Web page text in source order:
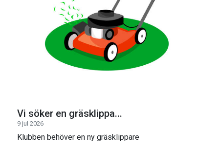
Vi söker en gräsklippa...
9 jul 2026
Klubben behöver en ny gräsklippare